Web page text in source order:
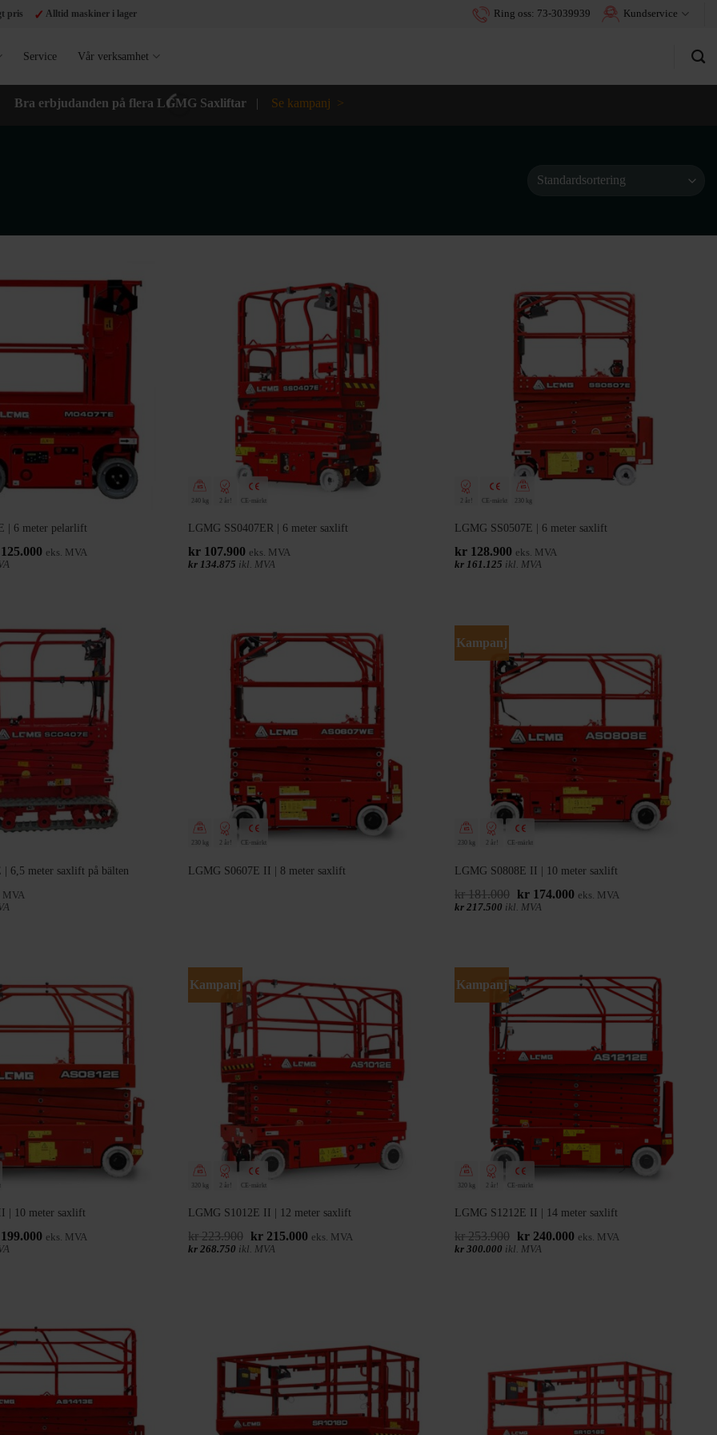
pris ✓ Alltid maskiner i lager Ring oss: 73-3039939 Kundservice
Service Vår verksamhet
Bra erbjudanden på flera LGMG Saxliftar | Se kampanj >
| 6 meter pelarlift
Det
eks. MVA
240 kg 2 år! CE-märkt
LGMG SS0407ER | 6 meter saxlift
kr 107.900 eks. MVA
kr 134.875 ikl. MVA
2 år! CE-märkt 230 kg
LGMG SS0507E | 6 meter saxlift
kr 128.900 eks. MVA
kr 161.125 ikl. MVA
| 6,5 meter saxlift på bälten
MVA
230 kg 2 år! CE-märkt
LGMG S0607E II | 8 meter saxlift
Kampanj
230 kg 2 år! CE-märkt
LGMG S0808E II | 10 meter saxlift
kr181.000 Det
ursprungliga
kr174.000Det
eks. MVA
kr 217.500 ikl. MVA
| 10 meter saxlift
Det
eks. MVA
Kampanj
320 kg 2 år! CE-märkt
LGMG S1012E II | 12 meter saxlift
kr223.900 Det
ursprungliga
kr 215.000 Det
eks. MVA
kr 268.750 ikl. MVA
Kampanj
320 kg 2 år! CE-märkt
LGMG S1212E II | 14 meter saxlift
kr253.900 Det
ursprungliga
kr240.000Det
eks. MVA
kr 300.000 ikl. MVA